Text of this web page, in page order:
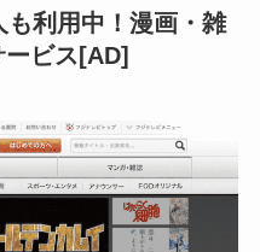
利用中！漫画・雑
ビス[AD]